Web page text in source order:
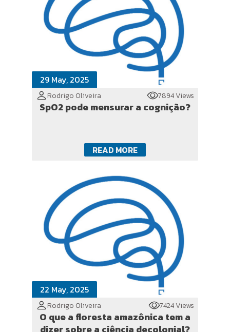
29 May, 2025
Rodrigo Oliveira 7894 Views
SpO2 pode mensurar a cognição?
READ MORE
22 May, 2025
Rodrigo Oliveira 7424 Views
O que a floresta amazônica tem a
dizer sobre a ciência decolonial?